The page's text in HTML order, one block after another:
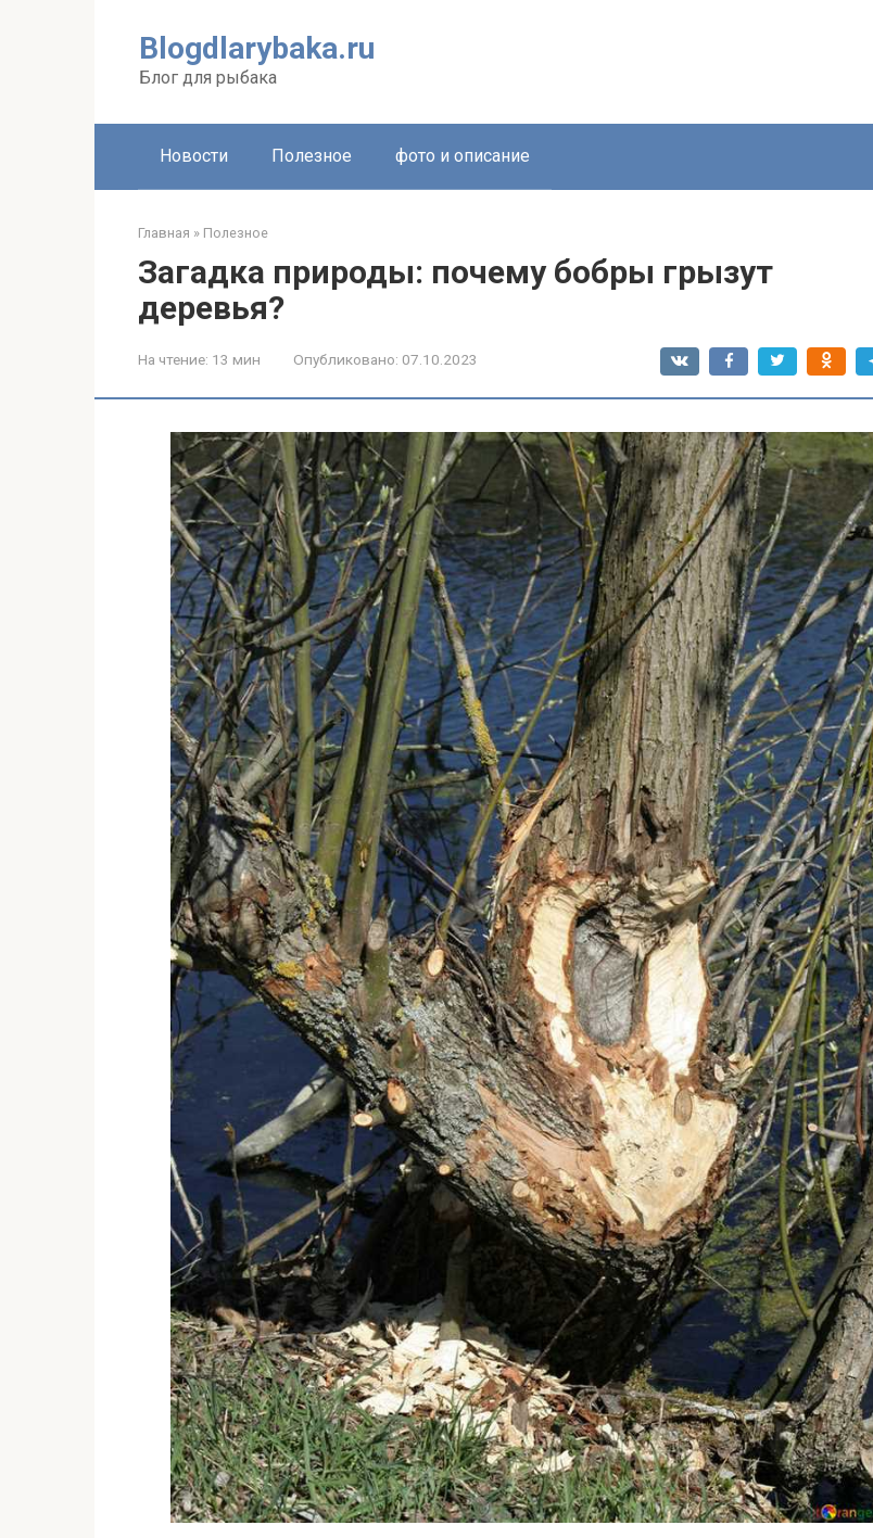
Blogdlarybaka.ru
Блог для рыбака
Новости Полезное фото и описание
Главная » Полезное
Загадка природы: почему бобры грызут
деревья?
На чтение: 13 мин Опубликовано: 07.10.2023